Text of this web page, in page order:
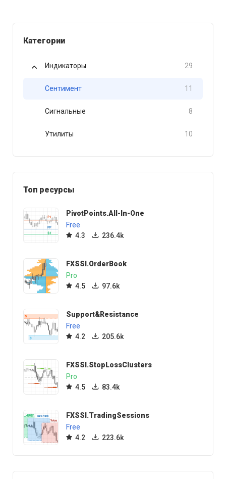
Категории
Индикаторы 29
Сентимент 11
Сигнальные 8
Утилиты 10
Топ ресурсы
PivotPoints.All-In-One
Free
4.3
236.4k
FXSSI.OrderBook
Pro
4.5
97.6k
Support&Resistance
Free
4.2
205.6k
FXSSI.StopLossClusters
Pro
4.5
83.4k
FXSSI.TradingSessions
Free
4.2
223.6k